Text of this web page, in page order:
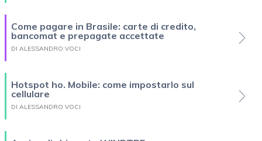
Come pagare in Brasile: carte di credito,
bancomat e prepagate accettate
DI ALESSANDRO VOCI
Hotspot ho. Mobile: come impostarlo sul
cellulare
DI ALESSANDRO VOCI